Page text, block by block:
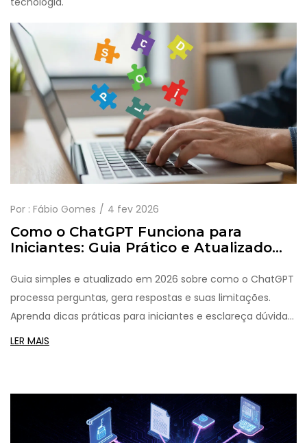
Por : Fábio Gomes 4 fev 2026
Como o ChatGPT Funciona para
Iniciantes: Guia Prático e Atualizado
Guia simples e atualizado em 2026 sobre como o ChatGPT
processa perguntas, gera respostas e suas limitações.
Aprenda dicas práticas para iniciantes e esclareça dúvidas
comuns sobre a ferramenta de IA.
LER MAIS